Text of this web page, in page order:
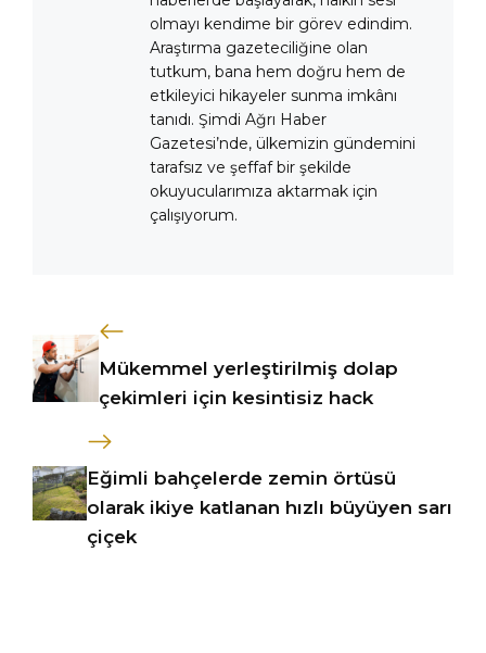
olmayı kendime bir görev edindim.
Araştırma gazeteciliğine olan
tutkum, bana hem doğru hem de
etkileyici hikayeler sunma imkânı
tanıdı. Şimdi Ağrı Haber
Gazetesi’nde, ülkemizin gündemini
tarafsız ve şeffaf bir şekilde
okuyucularımıza aktarmak için
çalışıyorum.
Mükemmel yerleştirilmiş dolap
çekimleri için kesintisiz hack
Eğimli bahçelerde zemin örtüsü
olarak ikiye katlanan hızlı büyüyen sarı
çiçek